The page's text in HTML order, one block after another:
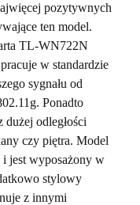
pozytywnych
ten model.
TL-WN722N
w standardzie
sygnału od
Ponadto
dużej odległości
czy piętra. Model
jest wyposażony w
stylowy
z innymi